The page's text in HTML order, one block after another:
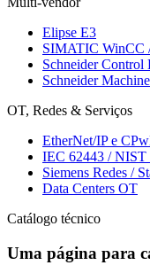
Elipse E3
SIMATIC WinCC
Schneider Control
Schneider
OT, Redes & Serviços
EtherNet/IP e
IEC 62443 / NIST
Siemens Redes /
Data Centers OT
Catálogo técnico
Uma página para